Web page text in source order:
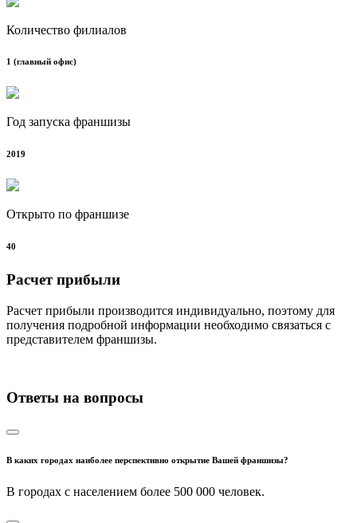
Количество филиалов
1 (главный офис)
Год запуска франшизы
2019
Открыто по франшизе
40
Расчет прибыли
Расчет прибыли производится индивидуально, поэтому для
получения подробной информации необходимо связаться с
представителем франшизы.
Ответы на вопросы
В каких городах наиболее перспективно открытие Вашей франшизы?
В городах с населением более 500 000 человек.